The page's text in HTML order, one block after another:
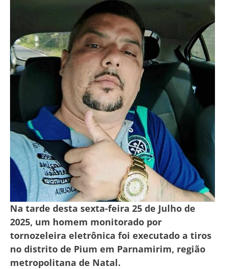
Na tarde desta sexta-feira 25 de Julho de
2025, um homem monitorado por
tornozeleira eletrônica foi executado a tiros
no distrito de Pium em Parnamirim, região
metropolitana de Natal.